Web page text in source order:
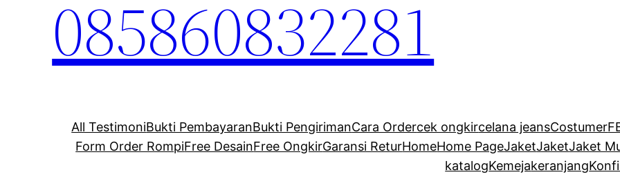
085860832281
All TestimoniBukti PembayaranBukti PengirimanCara Ordercek ongkircelana jeansCostumer
Form Order RompiFree DesainFree OngkirGaransi ReturHomeHome PageJaketJaketJaket
katalogKemejakeranjang